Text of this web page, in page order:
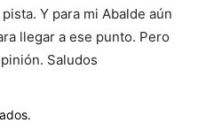
Y para mi Abalde aún
llegar a ese punto. Pero
Saludos